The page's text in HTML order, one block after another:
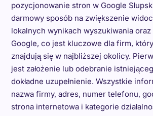
pozycjonowanie stron w Google
darmowy sposób na zwiększenie
lokalnych wynikach wyszukiwania oraz
Google, co jest kluczowe dla firm,
znajdują się w najbliższej okolicy.
jest założenie lub odebranie
dokładne uzupełnienie. Wszystkie
nazwa firmy, adres, numer telefonu,
strona internetowa i kategorie